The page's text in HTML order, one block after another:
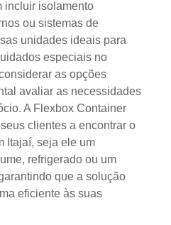
incluir isolamento
ou sistemas de
unidades ideais para
especiais no
as opções
avaliar as necessidades
A Flexbox Container
clientes a encontrar o
Itajaí, seja ele um
refrigerado ou um
que a solução
eficiente às suas